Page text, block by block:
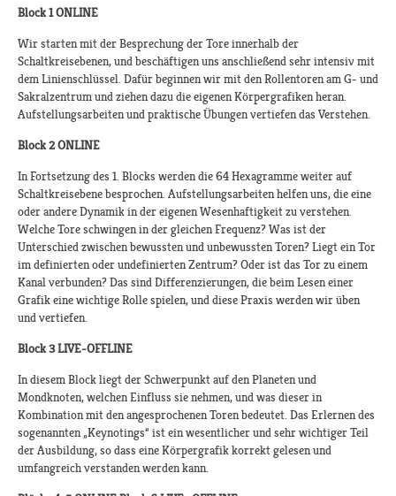
Block 1 ONLINE
Wir starten mit der Besprechung der Tore innerhalb der
Schaltkreisebenen, und beschäftigen uns anschließend sehr intensiv mit
dem Linienschlüssel. Dafür beginnen wir mit den Rollentoren am G- und
Sakralzentrum und ziehen dazu die eigenen Körpergrafiken heran.
Aufstellungsarbeiten und praktische Übungen vertiefen das Verstehen.
Block 2 ONLINE
In Fortsetzung des 1. Blocks werden die 64 Hexagramme weiter auf
Schaltkreisebene besprochen. Aufstellungsarbeiten helfen uns, die eine
oder andere Dynamik in der eigenen Wesenhaftigkeit zu verstehen.
Welche Tore schwingen in der gleichen Frequenz? Was ist der
Unterschied zwischen bewussten und unbewussten Toren? Liegt ein Tor
im definierten oder undefinierten Zentrum? Oder ist das Tor zu einem
Kanal verbunden? Das sind Differenzierungen, die beim Lesen einer
Grafik eine wichtige Rolle spielen, und diese Praxis werden wir üben
und vertiefen.
Block 3 LIVE-OFFLINE
In diesem Block liegt der Schwerpunkt auf den Planeten und
Mondknoten, welchen Einfluss sie nehmen, und was dieser in
Kombination mit den angesprochenen Toren bedeutet. Das Erlernen des
sogenannten „Keynotings“ ist ein wesentlicher und sehr wichtiger Teil
der Ausbildung, so dass eine Körpergrafik korrekt gelesen und
umfangreich verstanden werden kann.